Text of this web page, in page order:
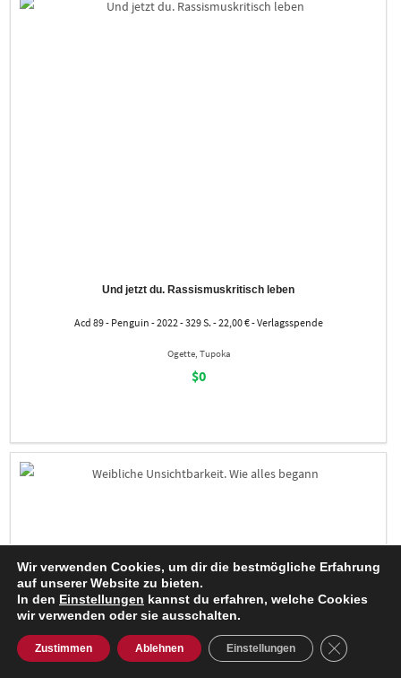
Und jetzt du. Rassismuskritisch leben
Acd 89 - Penguin - 2022 - 329 S. - 22,00 € - Verlagsspende
Ogette, Tupoka
$0
Wir verwenden Cookies, um dir die bestmögliche Erfahrung
auf unserer Website zu bieten.
In den Einstellungen kannst du erfahren, welche Cookies
wir verwenden oder sie ausschalten.
Zustimmen Ablehnen Einstellungen GDPR